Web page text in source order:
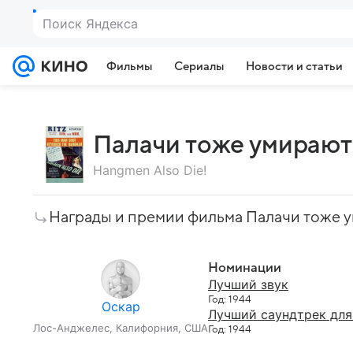
Поиск Яндекса
Фильмы Сериалы Новости и статьи
Палачи тоже умирают
Hangmen Also Die!
Награды и премии фильма Палачи тоже
Оскар
Лос-Анджелес, Калифорния, США
Номинации
Лучший звук
Год: 1944
Лучший саундтрек
Год: 1944